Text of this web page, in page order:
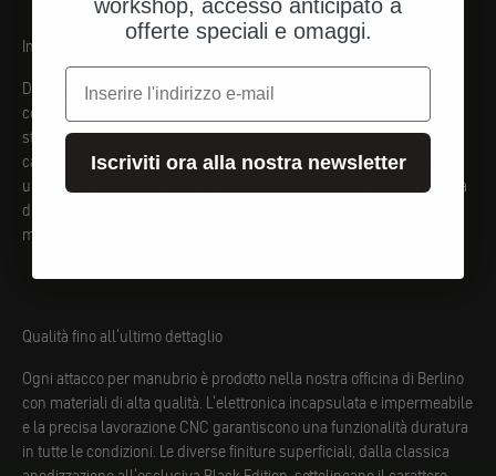
Innovative unità a pulsante
Dal completo mo.switch pro con 6 pulsanti illuminati a LED al
compatto mo.switch mini, le nostre unità di commutazione
stabiliscono nuovi standard in termini di design e facilità d'uso. Il
cablaggio preassemblato e il design ben studiato consentono
un'installazione rapida e semplice. Che il diametro del manubrio sia
di 22 mm o di 1 pollice, offriamo la soluzione giusta per la vostra
moto.
Qualità fino all'ultimo dettaglio
Ogni attacco per manubrio è prodotto nella nostra officina di Berlino
con materiali di alta qualità. L'elettronica incapsulata e impermeabile
e la precisa lavorazione CNC garantiscono una funzionalità duratura
in tutte le condizioni. Le diverse finiture superficiali, dalla classica
workshop, accesso anticipato a
offerte speciali e omaggi.
e-mail
Iscriviti ora alla nostra newsletter